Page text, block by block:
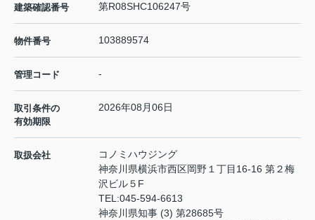
建築確認番号 第R08SHC106247号
物件番号 103889574
管理コード -
取引条件の
有効期限
2026年08月06日
取扱会社
コノミハウジング
神奈川県横浜市西区岡野１丁目16-16 第２梅
沢ビル５F
TEL:045-594-6613
神奈川県知事 (3) 第28685号